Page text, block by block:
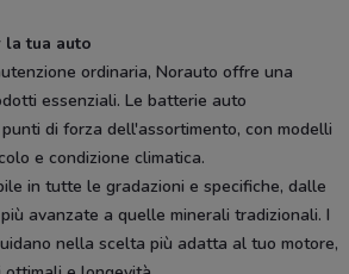
tua auto
ordinaria, Norauto offre una
essenziali. Le batterie auto
di forza dell'assortimento, con modelli
e condizione climatica.
in tutte le gradazioni e specifiche, dalle
avanzate a quelle minerali tradizionali. I
nella scelta più adatta al tuo motore,